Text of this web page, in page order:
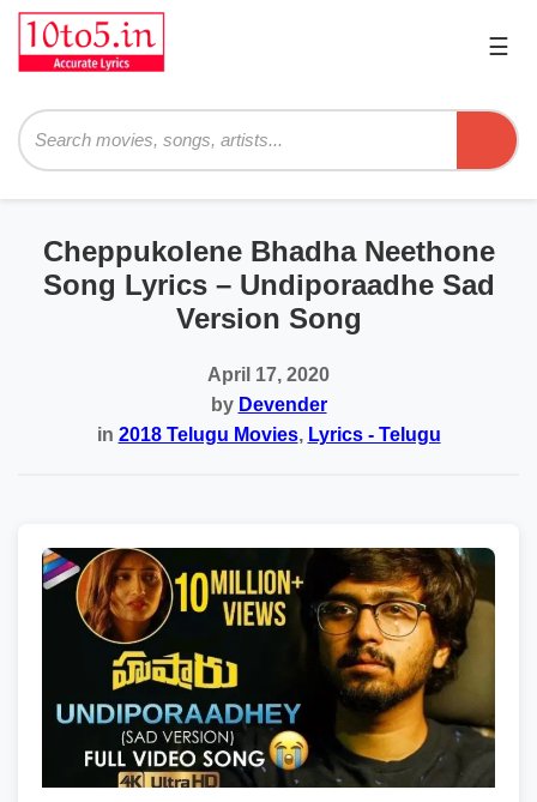
☰
Cheppukolene Bhadha Neethone
Song Lyrics – Undiporaadhe Sad
Version Song
April 17, 2020
by Devender
in 2018 Telugu Movies, Lyrics - Telugu